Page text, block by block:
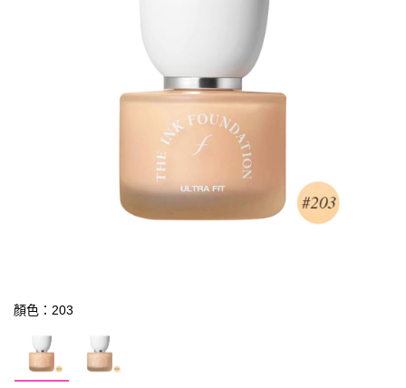
顏色：203